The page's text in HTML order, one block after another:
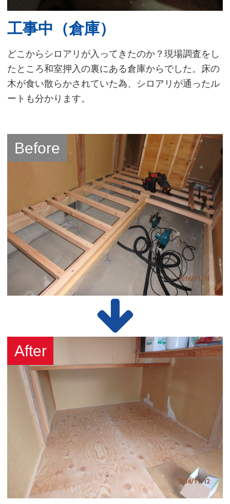
工事中（倉庫）
どこからシロアリが入ってきたのか？現場調査をし
たところ和室押入の裏にある倉庫からでした。床の
木が食い散らかされていた為、シロアリが通ったル
ートも分かります。